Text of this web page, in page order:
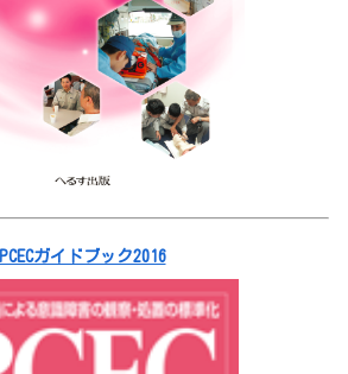
PCECガイドブック2016